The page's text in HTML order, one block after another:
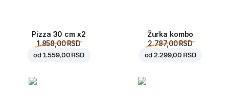
Pizza 30 cm x2
1.858,00 RSD
od 1.559,00 RSD
Žurka kombo
2.787,00 RSD
od2.299,00 RSD